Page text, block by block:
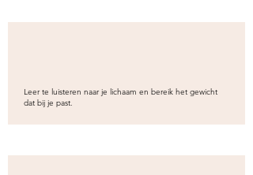
Leer te luisteren naar je lichaam en bereik het gewicht
dat bij je past.